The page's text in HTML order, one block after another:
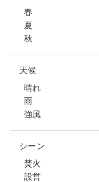
春
夏
秋
天候
晴れ
雨
強風
シーン
焚火
設営